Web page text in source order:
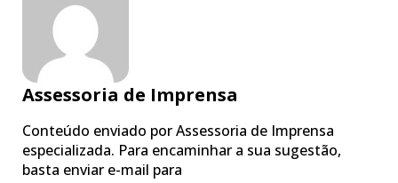
Assessoria de Imprensa
Conteúdo enviado por Assessoria de Imprensa
especializada. Para encaminhar a sua sugestão,
basta enviar e-mail para